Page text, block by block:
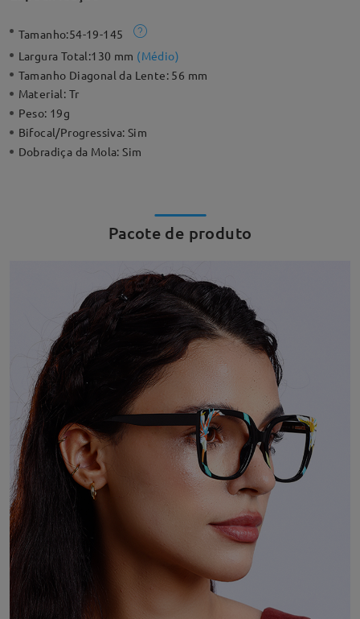
Tamanho:54-19-145
Largura Total:130 mm (Médio)
Tamanho Diagonal da Lente: 56 mm
Material: Tr
Peso: 19g
Bifocal/Progressiva:Sim
Dobradiça da Mola:Sim
Pacote de produto